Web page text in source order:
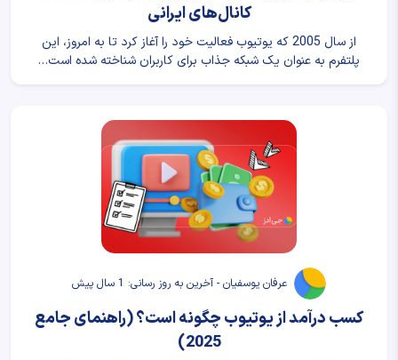
کانال‌های ایرانی
از سال 2005 که یوتیوب فعالیت خود را آغاز کرد تا به امروز، این
پلتفرم به عنوان یک شبکه جذاب برای کاربران شناخته شده است…
عرفان یوسفیان - آخرین به روز رسانی: 1 سال پیش
کسب درآمد از یوتیوب چگونه است؟ (راهنمای جامع
2025)